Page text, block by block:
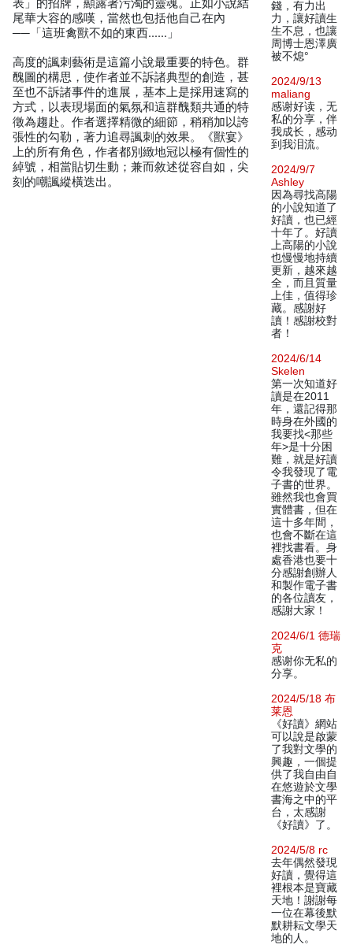
表」的招牌，顯露著污濁的靈魂。正如小說結
尾華大容的感嘆，當然也包括他自己在內
──「這班禽獸不如的東西……」
高度的諷刺藝術是這篇小說最重要的特色。群
醜圖的構思，使作者並不訴諸典型的創造，甚
至也不訴諸事件的進展，基本上是採用速寫的
方式，以表現場面的氣氛和這群醜類共通的特
徵為趨赴。作者選擇精微的細節，稍稍加以誇
張性的勾勒，著力追尋諷刺的效果。《獸宴》
上的所有角色，作者都別緻地冠以極有個性的
綽號，相當貼切生動；兼而敘述從容自如，尖
刻的嘲諷縱橫迭出。
錢，有力出
力，讓好讀生
生不息，也讓
周博士恩澤廣
被不熄°
2024/9/13
maliang
感谢好读，无
私的分享，伴
我成长，感动
到我泪流。
2024/9/7
Ashley
因為尋找高陽
的小說知道了
好讀，也已經
十年了。好讀
上高陽的小說
也慢慢地持續
更新，越來越
全，而且質量
上佳，值得珍
藏。感謝好
讀！感謝校對
者！
2024/6/14
Skelen
第一次知道好
讀是在2011
年，還記得那
時身在外國的
我要找<那些
年>是十分困
難，就是好讀
令我發現了電
子書的世界。
雖然我也會買
實體書，但在
這十多年間，
也會不斷在這
裡找書看。身
處香港也要十
分感謝創辦人
和製作電子書
的各位讀友，
感謝大家！
2024/6/1 德瑞
克
感谢你无私的
分享。
2024/5/18 布
莱恩
《好讀》網站
可以說是啟蒙
了我對文學的
興趣，一個提
供了我自由自
在悠遊於文學
書海之中的平
台，太感謝
《好讀》了。
2024/5/8 rc
去年偶然發現
好讀，覺得這
裡根本是寶藏
天地！謝謝每
一位在幕後默
默耕耘文學天
地的人。